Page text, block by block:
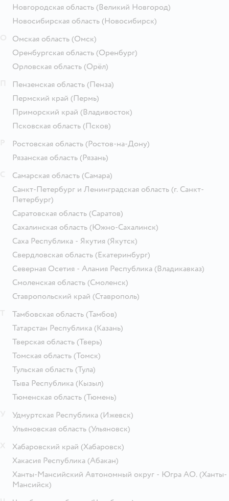
Новгородская область (Великий Новгород)
Новосибирская область (Новосибирск)
Омская область (Омск)
Оренбургская область (Оренбург)
Орловская область (Орёл)
Пензенская область (Пенза)
Пермский край (Пермь)
Приморский край (Владивосток)
Псковская область (Псков)
Ростовская область (Ростов-на-Дону)
Рязанская область (Рязань)
Самарская область (Самара)
Санкт-Петербург и Ленинградская область (г. Санкт-
Петербург)
Саратовская область (Саратов)
Сахалинская область (Южно-Сахалинск)
Саха Республика - Якутия (Якутск)
Свердловская область (Екатеринбург)
Северная Осетия - Алания Республика (Владикавказ)
Смоленская область (Смоленск)
Ставропольский край (Ставрополь)
Тамбовская область (Тамбов)
Татарстан Республика (Казань)
Тверская область (Тверь)
Томская область (Томск)
Тульская область (Тула)
Тыва Республика (Кызыл)
Тюменская область (Тюмень)
Удмуртская Республика (Ижевск)
Ульяновская область (Ульяновск)
Хабаровский край (Хабаровск)
Хакасия Республика (Абакан)
Ханты-Мансийский Автономный округ - Югра АО. (Ханты-
Мансийск)